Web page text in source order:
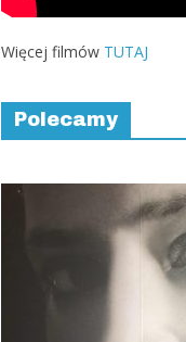
Więcej filmów TUTAJ
Polecamy